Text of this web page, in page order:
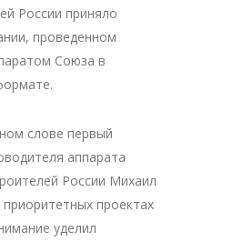
России приняло
проведенном
Союза в
слове первый
аппарата
России Михаил
проектах
уделил